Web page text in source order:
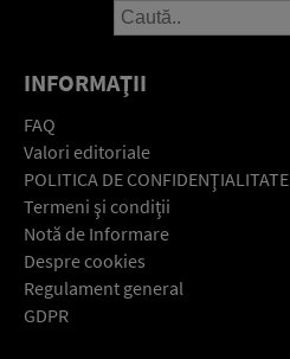
INFORMAŢII
FAQ
Valori editoriale
POLITICA DE CONFIDENŢIALITATE
Termeni şi condiţii
Notă de Informare
Despre cookies
Regulament general
GDPR